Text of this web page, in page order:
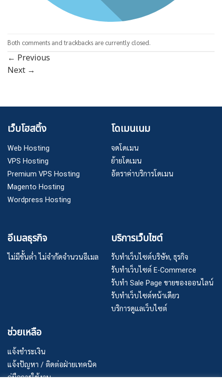
Both comments and trackbacks are currently closed.
← Previous
Next →
เว็บโฮสติ้ง
Web Hosting
VPS Hosting
Premium VPS Hosting
Magento Hosting
Wordpress Hosting
โดเมนเนม
จดโดเมน
ย้ายโดเมน
อัตราค่าบริการโดเมน
อีเมลธุรกิจ
ไม่มีขั้นต่ำ ไม่จำกัดจำนวนอีเมล
บริการเว็บไซต์
รับทำเว็บไซต์บริษัท, ธุรกิจ
รับทำเว็บไซต์ E-Commerce
รับทำ Sale Page ขายของออนไลน์
รับทำเว็บไซต์หน้าเดียว
บริการดูแลเว็บไซต์
ช่วยเหลือ
แจ้งชำระเงิน
แจ้งปัญหา / ติดต่อฝ่ายเทคนิค
คู่มือการใช้งาน